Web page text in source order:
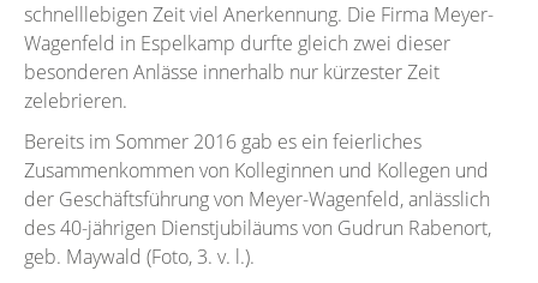
schnelllebigen Zeit viel Anerkennung. Die Firma Meyer-
Wagenfeld in Espelkamp durfte gleich zwei dieser
besonderen Anlässe innerhalb nur kürzester Zeit
zelebrieren.
Bereits im Sommer 2016 gab es ein feierliches
Zusammenkommen von Kolleginnen und Kollegen und
der Geschäftsführung von Meyer-Wagenfeld, anlässlich
des 40-jährigen Dienstjubiläums von Gudrun Rabenort,
geb. Maywald (Foto, 3. v. l.).